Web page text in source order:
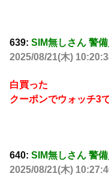
639: SIM無しさん 警
2025/08/21(木)
白買った
クーポンでウォッチ3
640: SIM無しさん 警
2025/08/21(木)